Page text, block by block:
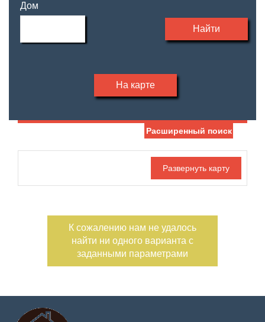
Дом
Найти
На карте
Жилая площадь
—
Площадь кухни
Балконов
Этаж
—
Этажность
Расширенный поиск
К сожалению нам не удалось
найти ни одного варианта с
заданными параметрами